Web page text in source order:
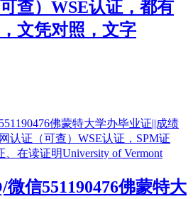
查）WSE认证，都有
文凭对照，文字
信551190476佛蒙特大